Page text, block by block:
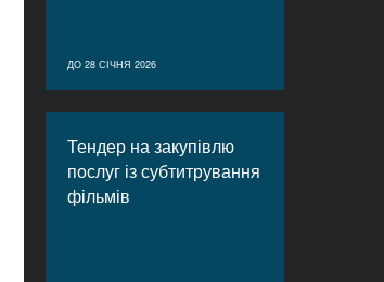
ДО 28 СІЧНЯ 2026
Тендер на закупівлю
послуг із субтитрування
фільмів